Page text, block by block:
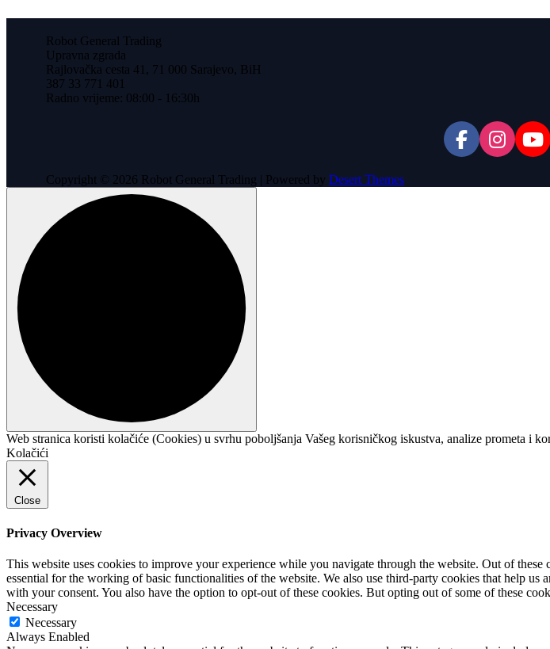
Robot General Trading
Upravna zgrada
Rajlovačka cesta 41, 71 000 Sarajevo, BiH
387 33 771 401
Radno vrijeme: 08:00 - 16:30h
Copyright © 2026 Robot General Trading | Powered by Desert Themes
Web stranica koristi kolačiće (Cookies) u svrhu poboljšanja Vašeg korisničkog iskustva, analize prometa i
Kolačići
Close
Privacy Overview
This website uses cookies to improve your experience while you navigate through the website. Out of these
essential for the working of basic functionalities of the website. We also use third-party cookies that help
with your consent. You also have the option to opt-out of these cookies. But opting out of some of these
Necessary
Necessary
Always Enabled